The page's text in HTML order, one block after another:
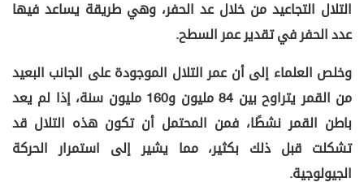
التلال التجاعيد من خلال عد الحفر، وهي طريقة يساعد فيها
عدد الحفر في تقدير عمر السطح.
وخلص العلماء إلى أن عمر التلال الموجودة على الجانب البعيد
من القمر يتراوح بين 84 مليون و160 مليون سنة، إذا لم يعد
باطن القمر نشطًا، فمن المحتمل أن تكون هذه التلال قد
تشكلت قبل ذلك بكثير، مما يشير إلى استمرار الحركة
الجيولوجية.